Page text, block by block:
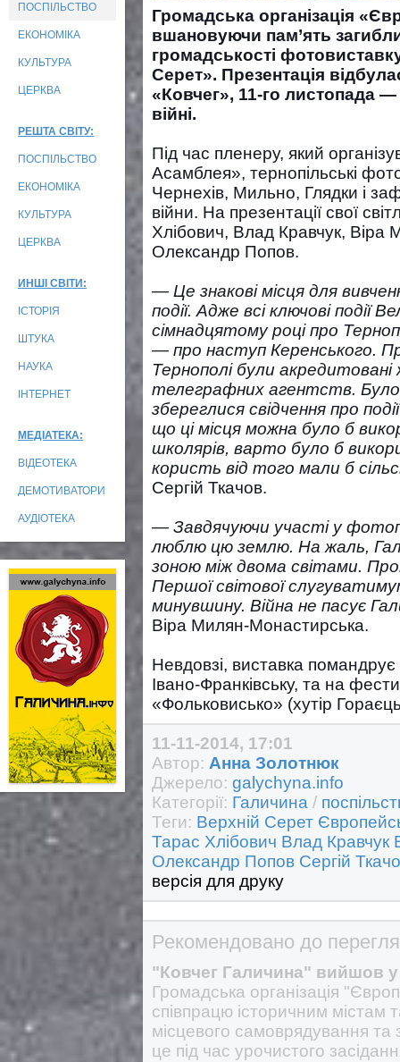
ПОСПІЛЬСТВО
ЕКОНОМІКА
КУЛЬТУРА
ЦЕРКВА
РЕШТА СВІТУ:
ПОСПІЛЬСТВО
ЕКОНОМІКА
КУЛЬТУРА
ЦЕРКВА
ИНШІ СВІТИ:
ІСТОРІЯ
ШТУКА
НАУКА
ІНТЕРНЕТ
МЕДІАТЕКА:
ВІДЕОТЕКА
ДЕМОТИВАТОРИ
АУДІОТЕКА
Громадська організація
вшановуючи пам’ять
громадськості
Серет». Презентація
«Ковчег», 11-го листопада
війні.
Під час пленеру, який
Асамблея», тернопільські
Чернехів, Мильно, Глядки і
війни. На презентації свої
Хлібович, Влад Кравчук, Віра
Олександр Попов.
— Це знакові місця для
події. Адже всі ключові події
сімнадцятому році про
— про наступ Керенського.
Тернополі були акредитовані
телеграфних агентств. Було
збереглися свідчення про
що ці місця можна було б
школярів, варто було б
користь від того мали б
Сергій Ткачов.
— Завдячуючи участі у
люблю цю землю. На жаль,
зоною між двома світами.
Першої світової
минувшину. Війна не пасує
Віра Милян-Монастирська.
Невдовзі, виставка
Івано-Франківську, та на
«Фольковисько» (хутір
11-11-2014, 17:01
Автор: Анна Золотнюк
Джерело: galychyna.info
Категорії: Галичина /
Теги: Верхній Серет
Тарас Хлібович Влад Кравчук
Олександр Попов Сергій
версія для друку
Рекомендовано до
"Ковчег Галичина" вийшов у
Громадська організація
співпрацю історичним містам
місцевого самоврядування
це під час урочистого